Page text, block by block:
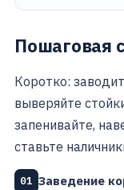
Пошаговая
Коротко:
выверяйте
запенивайте,
ставьте
01 Заведение